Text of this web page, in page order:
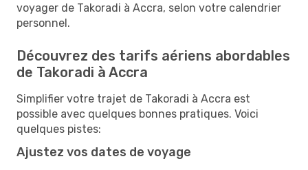
voyager de Takoradi à Accra, selon votre calendrier
personnel.
Découvrez des tarifs aériens abordables
de Takoradi à Accra
Simplifier votre trajet de Takoradi à Accra est
possible avec quelques bonnes pratiques. Voici
quelques pistes:
Ajustez vos dates de voyage